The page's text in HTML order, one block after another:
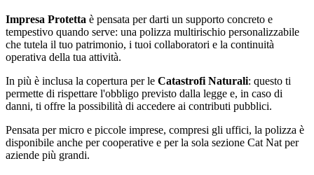
Impresa Protetta è pensata per darti un supporto concreto e
tempestivo quando serve: una polizza multirischio personalizzabile
che tutela il tuo patrimonio, i tuoi collaboratori e la continuità
operativa della tua attività.
In più è inclusa la copertura per le Catastrofi Naturali: questo ti
permette di rispettare l'obbligo previsto dalla legge e, in caso di
danni, ti offre la possibilità di accedere ai contributi pubblici.
Pensata per micro e piccole imprese, compresi gli uffici, la polizza è
disponibile anche per cooperative e per la sola sezione Cat Nat per
aziende più grandi.